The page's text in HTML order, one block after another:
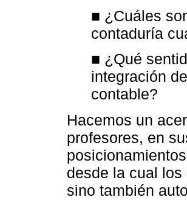
■ ¿Cuáles
contaduría
■ ¿Qué
integración
contable?
Hacemos un
profesores, en
desde la cual
sino también